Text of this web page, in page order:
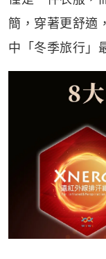
簡，穿著更舒適
中「冬季旅行」